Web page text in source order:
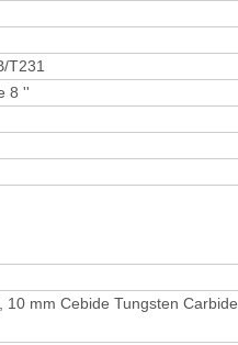
T231
8 ''
10 mm Cebide Tungsten Carbide